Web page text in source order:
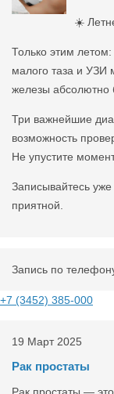
☀️
Только этим
малого таза и
железы абсолютно
Три важнейшие
возможность
Не упустите
Записывайтесь уже
приятной.
Запись по
+7 (3452) 385-000
19 Март 2025
Рак простаты